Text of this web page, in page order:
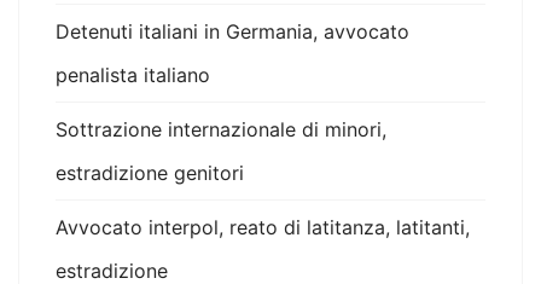
Detenuti italiani in Germania, avvocato
penalista italiano
Sottrazione internazionale di minori,
estradizione genitori
Avvocato interpol, reato di latitanza, latitanti,
estradizione